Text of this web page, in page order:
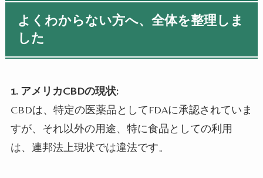
よくわからない方へ、全体を整理しま
した
1. アメリカCBDの現状:
CBDは、特定の医薬品としてFDAに承認されていま
すが、それ以外の用途、特に食品としての利用
は、連邦法上現状では違法です。